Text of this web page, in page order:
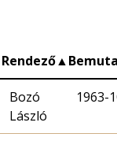
Rendező▲
Bozó
László
1963-